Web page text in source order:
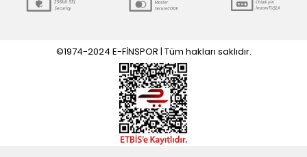
©1974-2024 E-FİNSPOR | Tüm hakları saklıdır.